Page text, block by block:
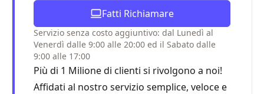
Fatti Richiamare
Servizio senza costo aggiuntivo: dal Lunedì al
Venerdì dalle 9:00 alle 20:00 ed il Sabato dalle
9:00 alle 17:00
Più di 1 Milione di clienti si rivolgono a noi!
Affidati al nostro servizio semplice, veloce e